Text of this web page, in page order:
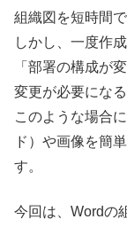
組織図を短時間
しかし、一度作
「部署の構成が
変更が必要にな
このような場合
ド）や画像を簡
す。
今回は、Wordの